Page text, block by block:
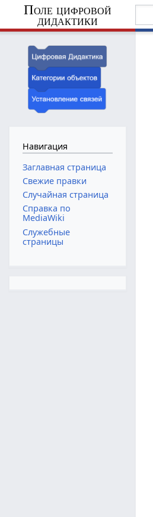
Поле цифровой
дидактики
Навигация
Заглавная страница
Свежие правки
Случайная страница
Справка по
MediaWiki
Служебные
страницы